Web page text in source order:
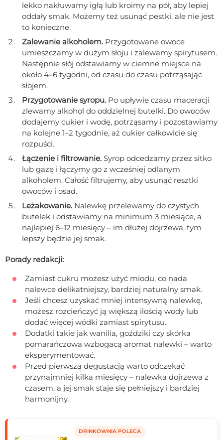
lekko nakłuwamy igłą lub kroimy na pół, aby lepiej
oddały smak. Możemy też usunąć pestki, ale nie jest
to konieczne.
Zalewanie alkoholem. Przygotowane owoce
umieszczamy w dużym słoju i zalewamy spirytusem.
Następnie słój odstawiamy w ciemne miejsce na
około 4–6 tygodni, od czasu do czasu potrząsając
słojem.
Przygotowanie syropu. Po upływie czasu maceracji
zlewamy alkohol do oddzielnej butelki. Do owoców
dodajemy cukier i wodę, potrząsamy i pozostawiamy
na kolejne 1–2 tygodnie, aż cukier całkowicie się
rozpuści.
Łączenie i filtrowanie. Syrop odcedzamy przez sitko
lub gazę i łączymy go z wcześniej odlanym
alkoholem. Całość filtrujemy, aby usunąć resztki
owoców i osad.
Leżakowanie. Nalewkę przelewamy do czystych
butelek i odstawiamy na minimum 3 miesiące, a
najlepiej 6–12 miesięcy – im dłużej dojrzewa, tym
lepszy będzie jej smak.
Porady redakcji:
Zamiast cukru możesz użyć miodu, co nada
nalewce delikatniejszy, bardziej naturalny smak.
Jeśli chcesz uzyskać mniej intensywną nalewkę,
możesz rozcieńczyć ją większą ilością wody lub
dodać więcej wódki zamiast spirytusu.
Dodatki takie jak wanilia, goździki czy skórka
pomarańczowa wzbogacą aromat nalewki – warto
eksperymentować.
Przed pierwszą degustacją warto odczekać
przynajmniej kilka miesięcy – nalewka dojrzewa z
czasem, a jej smak staje się pełniejszy i bardziej
harmonijny.
DRINKOWNIA POLECA